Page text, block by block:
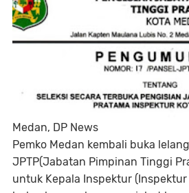
Medan, DP News
Pemko Medan kembali buka
JPTP(Jabatan Pimpinan Tinggi
untuk Kepala Inspektur